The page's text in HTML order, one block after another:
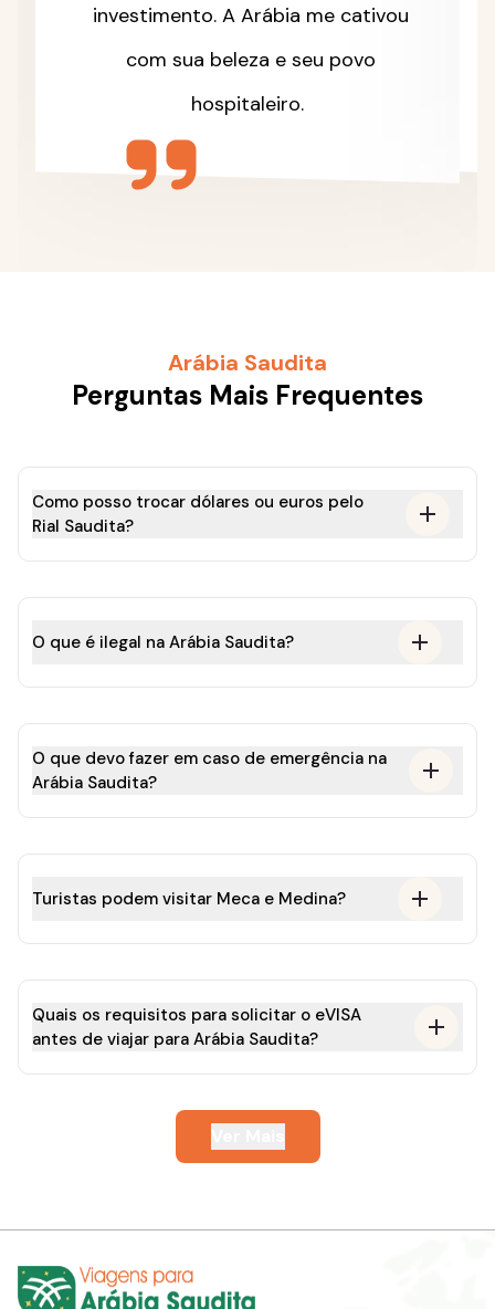
investimento. A Arábia me cativou
com sua beleza e seu povo
hospitaleiro.
Arábia Saudita
Perguntas Mais Frequentes
Como posso trocar dólares ou euros pelo
Rial Saudita?
O que é ilegal na Arábia Saudita?
O que devo fazer em caso de emergência na
Arábia Saudita?
Turistas podem visitar Meca e Medina?
Quais os requisitos para solicitar o eVISA
antes de viajar para Arábia Saudita?